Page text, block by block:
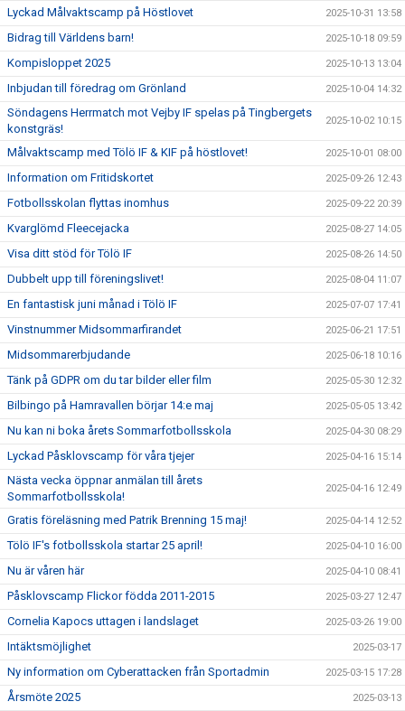
Lyckad Målvaktscamp på Höstlovet 2025-10-31 13:58
Bidrag till Världens barn! 2025-10-18 09:59
Kompisloppet 2025 2025-10-13 13:04
Inbjudan till föredrag om Grönland 2025-10-04 14:32
Söndagens Herrmatch mot Vejby IF spelas på Tingbergets
konstgräs!
2025-10-02 10:15
Målvaktscamp med Tölö IF & KIF på höstlovet! 2025-10-01 08:00
Information om Fritidskortet 2025-09-26 12:43
Fotbollsskolan flyttas inomhus 2025-09-22 20:39
Kvarglömd Fleecejacka 2025-08-27 14:05
Visa ditt stöd för Tölö IF 2025-08-26 14:50
Dubbelt upp till föreningslivet! 2025-08-04 11:07
En fantastisk juni månad i Tölö IF 2025-07-07 17:41
Vinstnummer Midsommarfirandet 2025-06-21 17:51
Midsommarerbjudande 2025-06-18 10:16
Tänk på GDPR om du tar bilder eller film 2025-05-30 12:32
Bilbingo på Hamravallen börjar 14:e maj 2025-05-05 13:42
Nu kan ni boka årets Sommarfotbollsskola 2025-04-30 08:29
Lyckad Påsklovscamp för våra tjejer 2025-04-16 15:14
Nästa vecka öppnar anmälan till årets
Sommarfotbollsskola!
2025-04-16 12:49
Gratis föreläsning med Patrik Brenning 15 maj! 2025-04-14 12:52
Tölö IF's fotbollsskola startar 25 april! 2025-04-10 16:00
Nu är våren här 2025-04-10 08:41
Påsklovscamp Flickor födda 2011-2015 2025-03-27 12:47
Cornelia Kapocs uttagen i landslaget 2025-03-26 19:00
Intäktsmöjlighet 2025-03-17
Ny information om Cyberattacken från Sportadmin 2025-03-15 17:28
Årsmöte 2025 2025-03-13